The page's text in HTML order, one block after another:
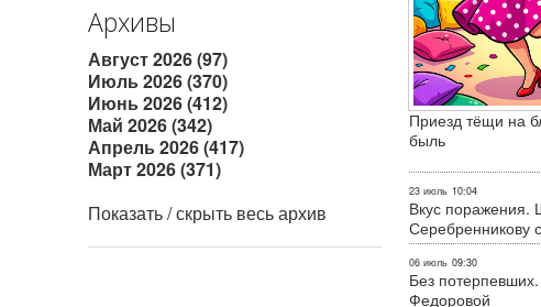
Архивы
Август 2026 (97)
Июль 2026 (370)
Июнь 2026 (412)
Май 2026 (342)
Апрель 2026 (417)
Март 2026 (371)
Показать / скрыть весь архив
Приезд тёщи на
быль
23 июль 10:04
Вкус поражения.
Серебренникову
06 июль 09:30
Без
Федоровой